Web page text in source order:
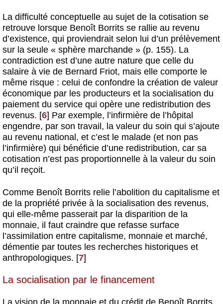
La difficulté conceptuelle au sujet de la cotisation se
retrouve lorsque Benoît Borrits se rallie au revenu
d’existence, qui proviendrait selon lui d’un prélèvement
sur la seule « sphère marchande » (p. 155). La
contradiction est d’une autre nature que celle du
salaire à vie de Bernard Friot, mais elle comporte le
même risque : celui de confondre la création de valeur
économique par les producteurs et la socialisation du
paiement du service qui opère une redistribution des
revenus. [6] Par exemple, l’infirmière de l’hôpital
engendre, par son travail, la valeur du soin qui s’ajoute
au revenu national, et c’est le malade (et non pas
l’infirmière) qui bénéficie d’une redistribution, car sa
cotisation n’est pas proportionnelle à la valeur du soin
qu’il reçoit.
Comme Benoît Borrits relie l’abolition du capitalisme et
de la propriété privée à la socialisation des revenus,
qui elle-même passerait par la disparition de la
monnaie, il faut craindre que refasse surface
l’assimilation entre capitalisme, monnaie et marché,
démentie par toutes les recherches historiques et
anthropologiques. [7]
La socialisation par le financement